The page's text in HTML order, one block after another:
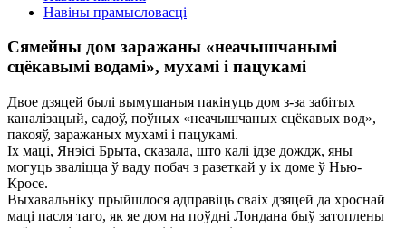
Навіны прамысловасці
Сямейны дом заражаны «неачышчанымі
сцёкавымі водамі», мухамі і пацукамі
Двое дзяцей былі вымушаныя пакінуць дом з-за забітых
каналізацый, садоў, поўных «неачышчаных сцёкавых вод»,
пакояў, заражаных мухамі і пацукамі.
Іх маці, Янэісі Брыта, сказала, што калі ідзе дождж, яны
могуць зваліцца ў ваду побач з разеткай у іх доме ў Нью-
Кросе.
Выхавальніку прыйшлося адправіць сваіх дзяцей да хроснай
маці пасля таго, як яе дом на поўдні Лондана быў затоплены